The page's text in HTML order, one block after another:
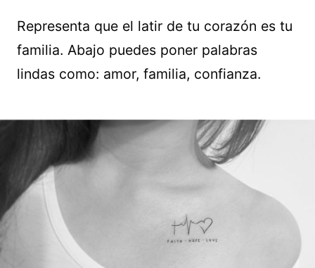
Representa que el latir de tu corazón es tu
familia. Abajo puedes poner palabras
lindas como: amor, familia, confianza.